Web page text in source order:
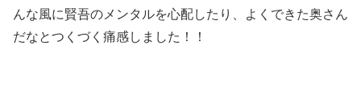
んな風に賢吾のメンタルを心配したり、よくできた奥さん
だなとつくづく痛感しました！！